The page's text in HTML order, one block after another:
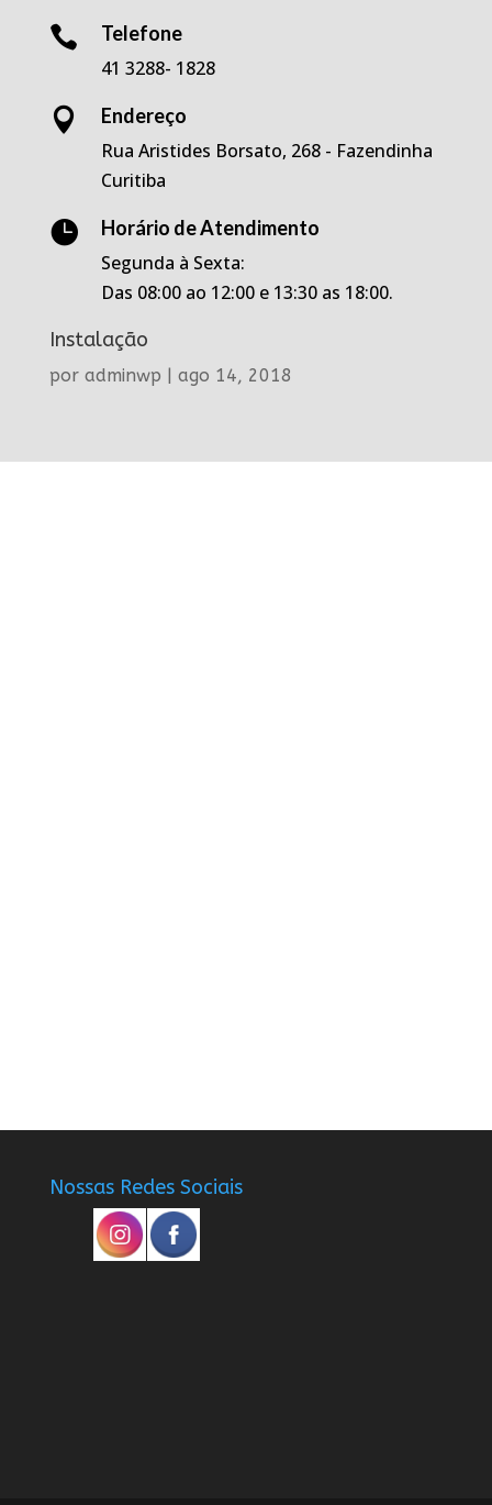

Telefone
41 3288- 1828

Endereço
Rua Aristides Borsato, 268 - Fazendinha
Curitiba

Horário de Atendimento
Segunda à Sexta:
Das 08:00 ao 12:00 e 13:30 as 18:00.
Instalação
por adminwp ago 14, 2018
Nossas Redes Sociais